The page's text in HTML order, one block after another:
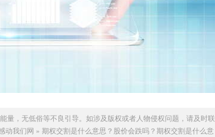
量，无低俗等不良引导。如涉及版权或者人物侵权问题，请及时联
动我们网 » 期权交割是什么意思？股价会跌吗？期权交割是什么意